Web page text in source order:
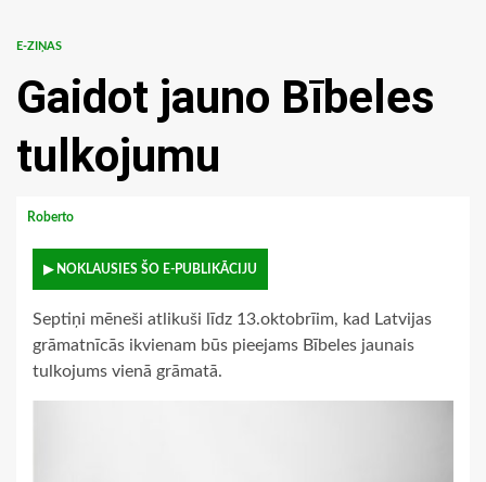
E-ZIŅAS
Gaidot jauno Bībeles
tulkojumu
Roberto
▶ NOKLAUSIES ŠO E-PUBLIKĀCIJU
Septiņi mēneši atlikuši līdz 13.oktobrīim, kad Latvijas
grāmatnīcās ikvienam būs pieejams Bībeles jaunais
tulkojums vienā grāmatā.